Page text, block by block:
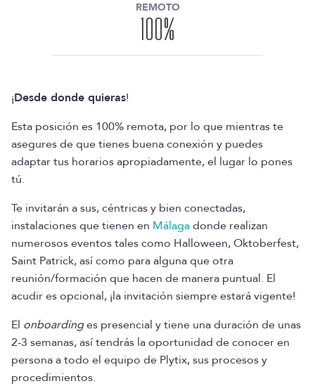
REMOTO
100%
¡Desde donde quieras!
Esta posición es 100% remota, por lo que mientras te
asegures de que tienes buena conexión y puedes
adaptar tus horarios apropiadamente, el lugar lo pones
tú.
Te invitarán a sus, céntricas y bien conectadas,
instalaciones que tienen en Málagadonde realizan
numerosos eventos tales como Halloween, Oktoberfest,
Saint Patrick, así como para alguna que otra
reunión/formación que hacen de manera puntual. El
acudir es opcional, ¡la invitación siempre estará vigente!
El onboardinges presencial y tiene una duración de unas
2-3 semanas, así tendrás la oportunidad de conocer en
persona a todo el equipo de Plytix, sus procesos y
procedimientos.